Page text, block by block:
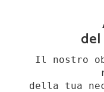
Il nostro
della tua